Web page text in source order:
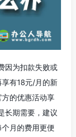
因为扣款失败或
有18元/月的新
的优惠活动享
长期需要，建议
月的费用更便